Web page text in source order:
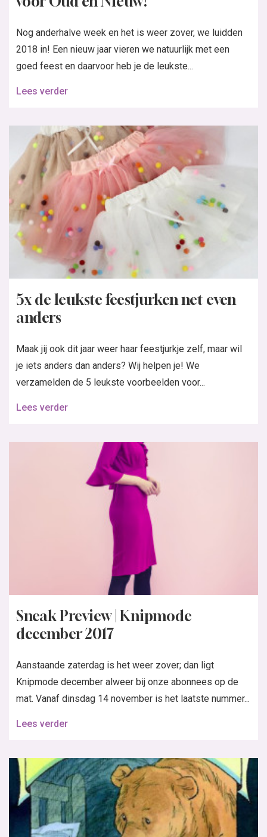
Nog anderhalve week en het is weer zover, we luidden
2018 in! Een nieuw jaar vieren we natuurlijk met een
goed feest en daarvoor heb je de leukste...
Lees verder
5x de leukste feestjurken net even
anders
Maak jij ook dit jaar weer haar feestjurkje zelf, maar wil
je iets anders dan anders? Wij helpen je! We
verzamelden de 5 leukste voorbeelden voor...
Lees verder
Sneak Preview | Knipmode
december 2017
Aanstaande zaterdag is het weer zover; dan ligt
Knipmode december alweer bij onze abonnees op de
mat. Vanaf dinsdag 14 november is het laatste nummer...
Lees verder